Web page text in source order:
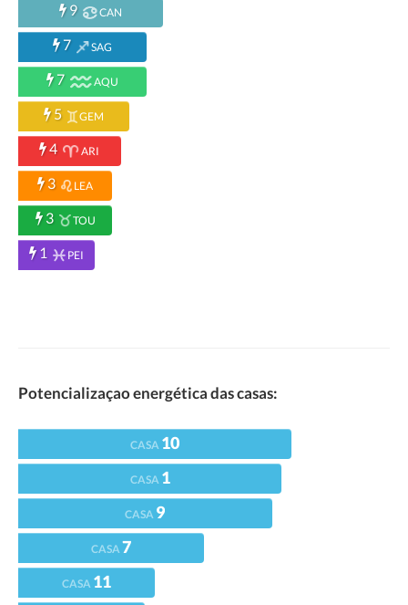
9 CAN
7 SAG
7 AQU
5 GEM
4 ARI
3 LEA
3 TOU
1 PEI
Potencializaçao energética das casas:
CASA 10
CASA 1
CASA 9
CASA7
CASA 11